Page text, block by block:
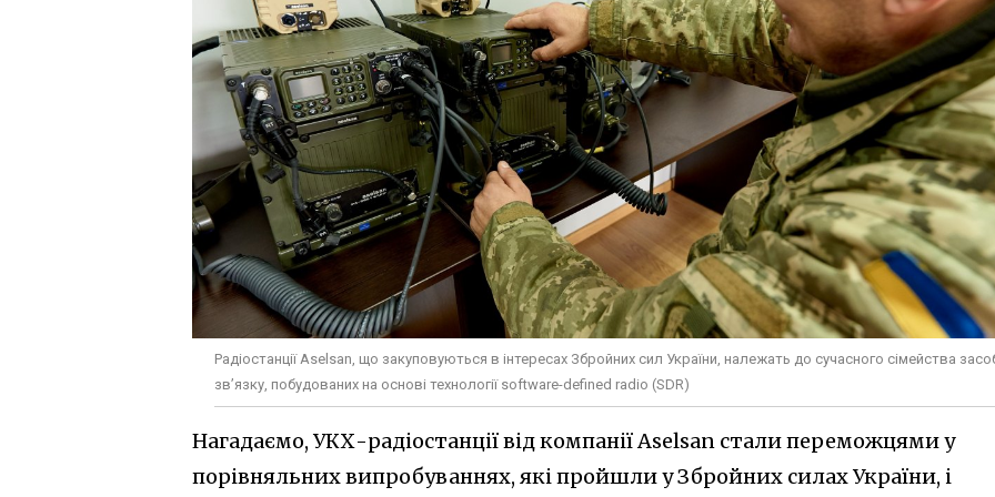
Радіостанції Aselsan, що закуповуються в інтересах Збройних cил України, належать до сучасного сімейства
зв’язку, побудованих на основі технології software-defined radio (SDR)
Нагадаємо, УКХ-радіостанції від компанії Aselsan стали переможцями у
порівняльних випробуваннях, які пройшли у Збройних силах України, і